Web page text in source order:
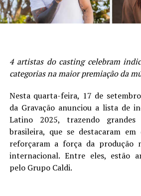
4 artistas do casting celebram
categorias na maior premiação da
Nesta quarta-feira, 17 de
da Gravação anunciou a lista de
Latino 2025, trazendo grandes
brasileira, que se destacaram
reforçaram a força da produção
internacional. Entre eles, estão
pelo Grupo Caldi.